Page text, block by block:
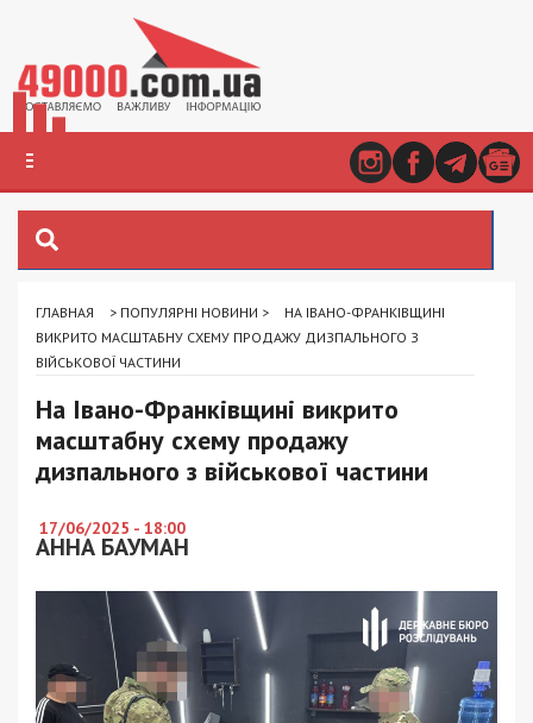
ГЛАВНАЯ > ПОПУЛЯРНІ НОВИНИ >
НА ІВАНО-ФРАНКІВЩИНІ
ВИКРИТО МАСШТАБНУ СХЕМУ ПРОДАЖУ ДИЗПАЛЬНОГО З
ВІЙСЬКОВОЇ ЧАСТИНИ
На Івано-Франківщині викрито
масштабну схему продажу
дизпального з військової частини
17/06/2025 - 18:00
АННА БАУМАН